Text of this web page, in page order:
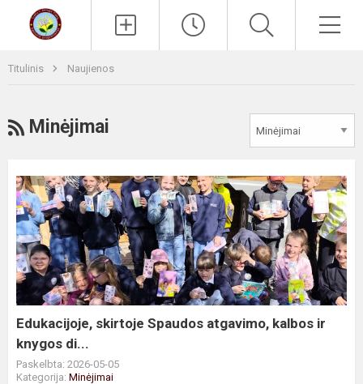
Titulinis Naujienos
RSS
Minėjimai
Edukacijoje,
skirtoje
Spaudos
atgavimo,
kalbos
ir
knygos
di...
Edukacijoje, skirtoje Spaudos atgavimo, kalbos ir
knygos di...
Paskelbta: 2026-05-05
Kategorija: Minėjimai